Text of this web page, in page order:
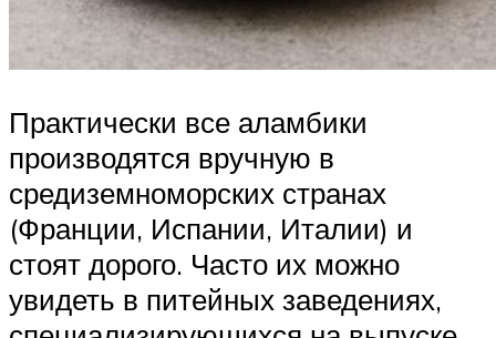
Практически все аламбики
производятся вручную в
средиземноморских странах
(Франции, Испании, Италии) и
стоят дорого. Часто их можно
увидеть в питейных заведениях,